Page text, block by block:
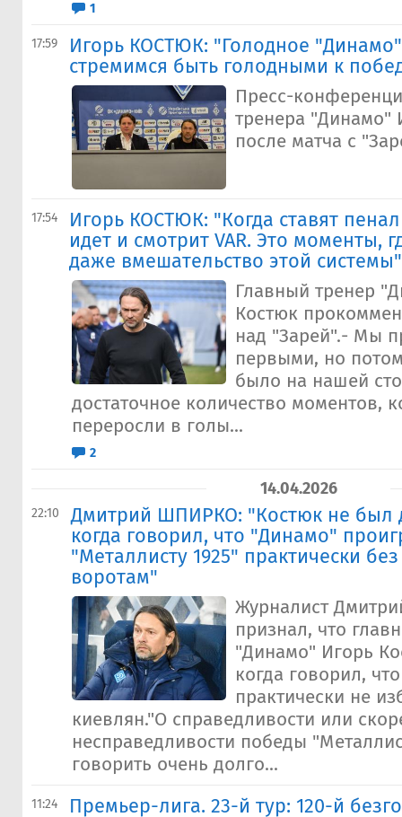
1
17:59
Игорь КОСТЮК: "Голодное
стремимся быть голодными к
Пресс-
тренера "Динамо"
после матча с
17:54
Игорь КОСТЮК: "Когда ставят
идет и смотрит VAR. Это моменты,
даже вмешательство этой системы"
Главный тренер
Костюк
над "Зарей".- Мы
первыми, но
было на нашей
достаточное количество моментов,
переросли в голы...
2
14.04.2026
22:10
Дмитрий ШПИРКО: "Костюк не был
когда говорил, что "Динамо"
"Металлисту 1925" практически
воротам"
Журналист
признал, что
"Динамо" Игорь
когда говорил,
практически не
киевлян."О справедливости или
несправедливости победы
говорить очень долго...
11:24
Премьер-лига. 23-й тур: 120-й